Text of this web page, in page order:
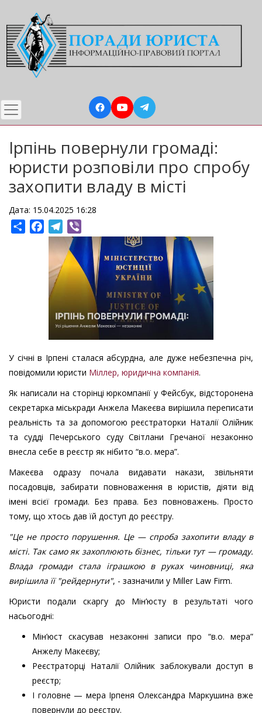
до
основного
вмісту
Ірпінь повернули громаді:
юристи розповіли про спробу
захопити владу в місті
Дата: 15.04.2025 16:28
ShareFacebookTelegram
У січні в Ірпені сталася абсурдна, але дуже небезпечна річ,
повідомили юристи Міллер, юридична компанія.
Як написали на сторінці юркомпанії у Фейсбук, відсторонена
секретарка міськради Анжела Макеєва вирішила переписати
реальність та за допомогою реєстраторки Наталії Олійник
та судді Печерського суду Світлани Гречаної незаконно
внесла себе в реєстр як нібито “в.о. мера”.
Макеєва одразу почала видавати накази, звільняти
посадовців, забирати повноваження в юристів, діяти від
імені всієї громади. Без права. Без повноважень. Просто
тому, що хтось дав їй доступ до реєстру.
"Це не просто порушення. Це — спроба захопити владу в
місті. Так само як захоплюють бізнес, тільки тут — громаду.
Влада громади стала іграшкою в руках чиновниці, яка
вирішила її "рейдернути", - зазначили у Miller Law Firm.
Юристи подали скаргу до Мін’юсту в результаті чого
насьогодні:
Мін’юст скасував незаконні записи про “в.о. мера”
Анжелу Макеєву;
Реєстраторці Наталії Олійник заблокували доступ в
реєстр;
І головне — мера Ірпеня Олександра Маркушина вже
повернули до реєстру.